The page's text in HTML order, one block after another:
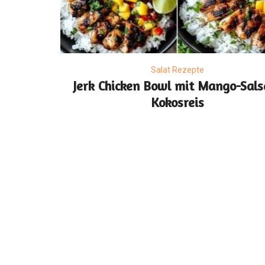
Salat Rezepte
Jerk Chicken Bowl mit Mango-
Kokosreis